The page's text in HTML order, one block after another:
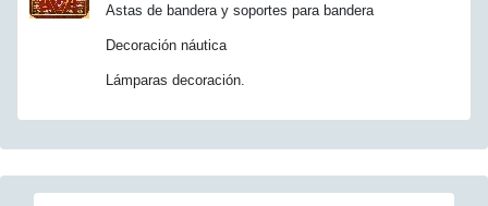
Astas de bandera y soportes para bandera
Decoración náutica
Lámparas decoración.